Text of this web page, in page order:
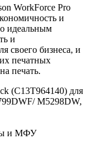
WorkForce Pro
и
идеальным
и
своего бизнеса, и
печатных
печать.
(C13T964140) для
M5298DW,
и МФУ